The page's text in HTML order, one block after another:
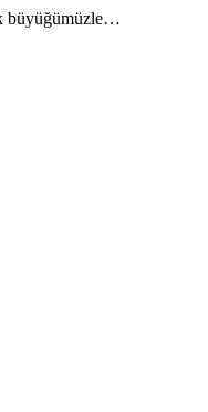
büyüğümüzle…